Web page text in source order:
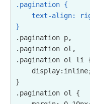
.pagination {
}
.pagination p,
.pagination ol,
.pagination ol li
}
.pagination ol {